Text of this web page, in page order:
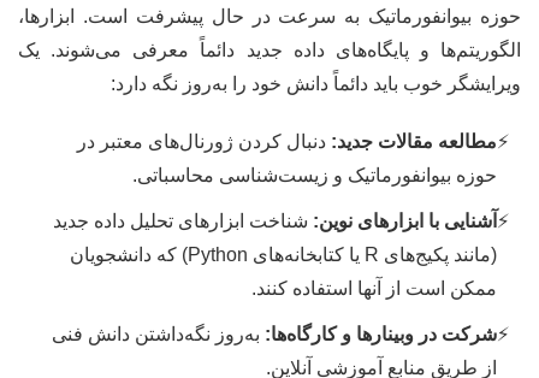
حوزه بیوانفورماتیک به سرعت در حال پیشرفت است. ابزارها،
الگوریتم‌ها و پایگاه‌های داده جدید دائماً معرفی می‌شوند. یک
ویرایشگر خوب باید دائماً دانش خود را به‌روز نگه دارد:
مطالعه مقالات جدید: دنبال کردن ژورنال‌های معتبر در
حوزه بیوانفورماتیک و زیست‌شناسی محاسباتی.
آشنایی با ابزارهای نوین: شناخت ابزارهای تحلیل داده جدید
(مانند پکیج‌های R یا کتابخانه‌های Python) که دانشجویان
ممکن است از آنها استفاده کنند.
شرکت در وبینارها و کارگاه‌ها: به‌روز نگه‌داشتن دانش فنی
از طریق منابع آموزشی آنلاین.